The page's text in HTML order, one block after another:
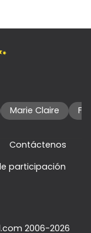
Marie Claire
Contáctenos
participación
2006-2026